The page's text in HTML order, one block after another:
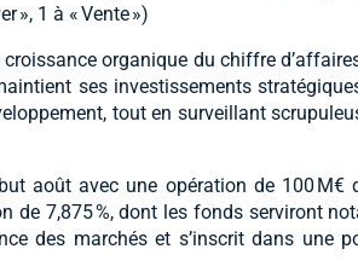
», 1 à « Vente »)
organique du chiffre
ses investissements
tout en surveillant
août avec une opération de 100 M€
de 7,875 %, dont les fonds serviront
des marchés et s’inscrit dans une